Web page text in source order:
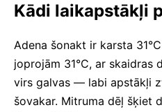
Kādi laikapstākļi
Adena šonakt ir karsta
joprojām 31°C, ar skaidras
virs galvas — labi apstākļi
šovakar. Mitruma dēļ šķiet